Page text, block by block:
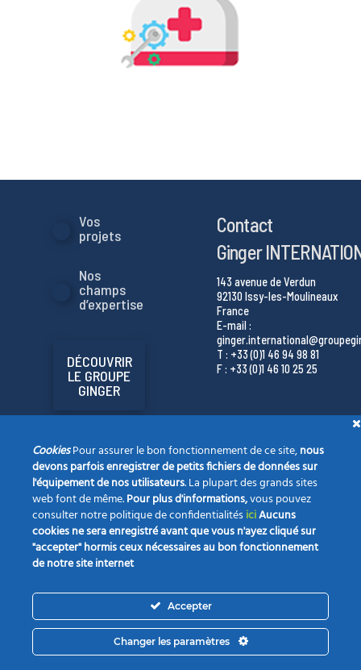
Vos
projets
Nos
champs
d’expertise
DÉCOUVRIR
LE GROUPE
GINGER
Contact
Ginger
143 avenue de Verdun
92130 Issy-les-Moulineaux
France
E-mail :
T : +33 (0)1 46 94 98 81
F : +33 (0)1 46 10 25 25
Notre actualité Opportunités Contact
INTERNATIONAL 2022 |MENTIONS LÉGALES|
CookiesPour assurer le bon fonctionnement de ce site,nous
devons parfois enregistrer de petits fichiers de données sur
l'équipement de nos utilisateurs. La plupart des grands sites
web font de même.Pour plus d'informations,vous pouvez
consulter notre politique de confidentialitésiciAucuns
cookies ne sera enregistré avant que vous n'ayez cliqué sur
"accepter" hormis ceux nécessaires au bon fonctionnement
de notre site internet
Accepter
Changer les paramètres